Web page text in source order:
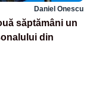
Daniel Onescu
săptămâni un
din